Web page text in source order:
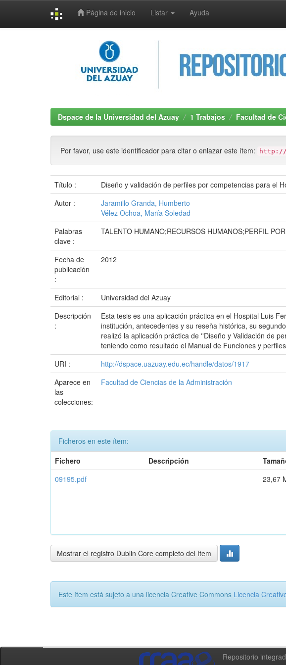
Página de inicio Listar Ayuda
Dspace de la Universidad del Azuay 1 Trabajos Facultad de
Por favor, use este identificador para citar o enlazar este ítem: http://
Título :
Diseño y validación de perfiles por competencias para el
Autor :
Jaramillo Granda, Humberto
Vélez Ochoa, María Soledad
Palabras
clave :
TALENTO HUMANO;RECURSOS HUMANOS;PERFIL
Fecha de
publicación
:
2012
Editorial :
Universidad del Azuay
Descripción
:
Esta tesis es una aplicación práctica en el Hospital Luis
institución, antecedentes y su reseña histórica, su
realizó la aplicación práctica de ''Diseño y Validación de
teniendo como resultado el Manual de Funciones y
URI :
http://dspace.uazuay.edu.ec/handle/datos/1917
Aparece en
las
colecciones:
Facultad de Ciencias de la Administración
Ficheros en este ítem:
Fichero
Descripción
09195.pdf
23,67
Mostrar el registro Dublin Core completo del ítem
Este ítem está sujeto a una licencia Creative Commons Licencia
Repositorio